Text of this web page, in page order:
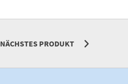
NÄCHSTES PRODUKT